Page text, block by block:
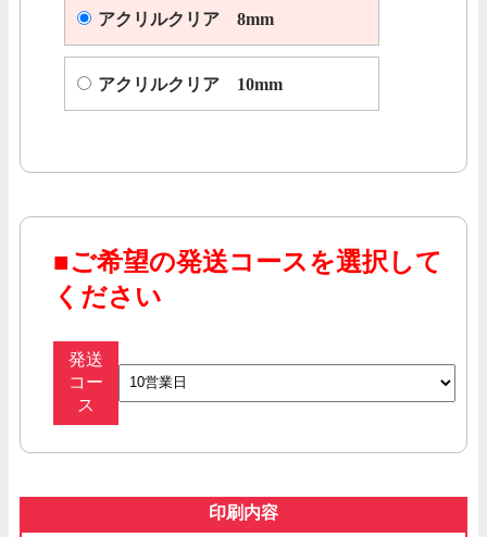
アクリルクリア 8mm
アクリルクリア 10mm
■ご希望の発送コースを選択して
ください
発送
コー
ス
印刷内容